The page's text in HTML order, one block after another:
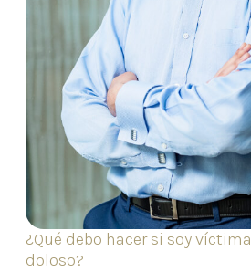
¿Qué debo hacer si soy
doloso?